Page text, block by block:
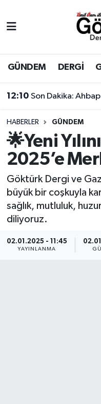
GÜNDEM DERGİ
12:10 Son Dakika: Ahbap
HABERLER GÜNDEM
🌟Yeni
2025’e
Göktürk Dergi ve
büyük bir coşkuyla
sağlık, mutluluk,
diliyoruz.
02.01.2025 - 11:45
YAYINLANMA
BİLİM
DERGİ
DÜNYA
EĞİTİM
GÖKTÜRK
GÜNDEM
KEMERBURGAZ
Eyüpsultan Hava
Eyüpsultan Trafik
Süper Lig Puan
Tüm Manşetler
Son Dakika